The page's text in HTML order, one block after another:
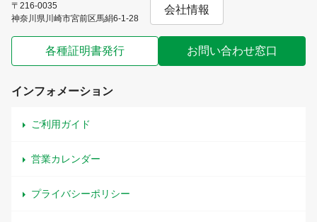
〒216-0035
神奈川県川崎市宮前区馬絹6-1-28
会社情報
各種証明書発行 お問い合わせ窓口
インフォメーション
ご利用ガイド
営業カレンダー
プライバシーポリシー